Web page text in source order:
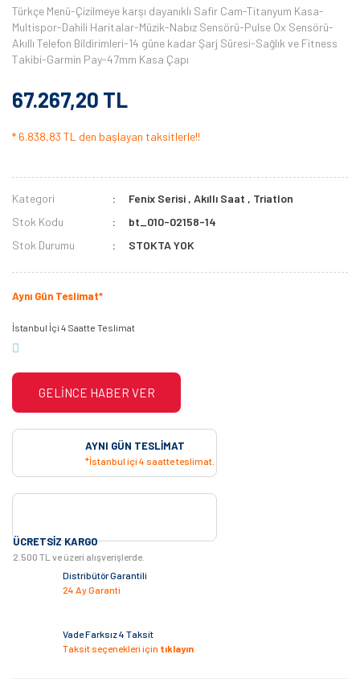
Türkçe Menü-Çizilmeye karşı dayanıklı Safir Cam-Titanyum Kasa-
Multispor-Dahili Haritalar-Müzik-Nabız Sensörü-Pulse Ox Sensörü-
Akıllı Telefon Bildirimleri-14 güne kadar Şarj Süresi-Sağlık ve Fitness
Takibi-Garmin Pay-47mm Kasa Çapı
67.267,20 TL
* 6.838,83 TL den başlayan taksitlerle!!
Kategori Fenix Serisi , Akıllı Saat , Triatlon
Stok Kodu
bt_010-02158-14
Stok Durumu
STOKTA YOK
Aynı Gün Teslimat*
İstanbul İçi 4 Saatte Teslimat
GELİNCE HABER VER
AYNI GÜN TESLIMAT
*İstanbul içi 4 saatte teslimat.
ÜCRETSIZ KARGO
2.500 TL ve üzeri alışverişlerde.
Distribütör Garantili
24 Ay Garanti
Vade Farksız 4 Taksit
Taksit seçenekleri için tıklayın